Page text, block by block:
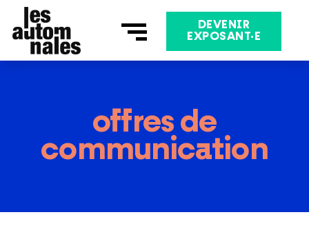
contenu
DEVENIR
EXPOSANT·E
offres de
communication